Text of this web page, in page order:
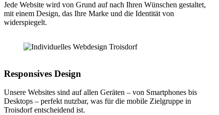
Jede Website wird von Grund auf nach Ihren Wünschen gestaltet,
mit einem Design, das Ihre Marke und die Identität von
widerspiegelt.
Responsives Design
Unsere Websites sind auf allen Geräten – von Smartphones bis
Desktops – perfekt nutzbar, was für die mobile Zielgruppe in
Troisdorf entscheidend ist.